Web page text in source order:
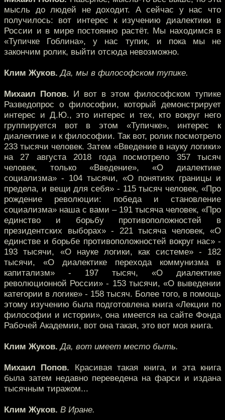
мысль до людей не доходит. А сейчас у нас что
получилось: вот интерес к изучению диалектики в
России и в мире постоянно растёт. Мы находимся в
«Тупичке Гоблина», у нас тупик, и пока мы не
закончим ролик, выйти отсюда невозможно.
Клим Жуков. Да, мы в философском тупике.
Михаил Попов. И вот в этом философском тупике
Разведопрос о философии, который демонстрирует
интерес и Д.Ю., это интерес и тех, кто вокруг него
группируется вот в этом «Тупичке», интерес к
диалектике и к философии. Так вот, ролик посмотрело
233 тысячи человек. Затем «Введение в науку логики»
на 27 августа 2018 года посмотрело 357 тысяч
человек, только «Введение», «О диалектике
социализма» - 104 тысячи, «О понятиях границы и
предела, и вещи для себя» - 115 тысяч человек, «Про
рождение революции: победа и становление
социализма» наша с вами – 191 тысяча человек, «Про
единство и борьбу противоположностей в
президентских выборах» - 221 тысяча человек, «О
единстве и борьбе противоположностей вокруг нас» -
193 тысячи, «О науке логики, как системе» - 182
тысячи, «О диалектике перехода коммунизма в
капитализм» - 197 тысяч, «О диалектике
революционной России» - 153 тысячи, «О выведении
категории в логике» - 158 тысяч. Более того, в помощь
этому изучению была подготовлена книга «Лекции по
философии и истории», она имеется на сайте Фонда
Рабочей Академии, вот она такая, это вот моя книга.
Клим Жуков. Да, вот имеет место быть.
Михаил Попов. Красивая такая книга, и эта книга
была затем недавно переведена на фарси и издана
тысячным тиражом...
Клим Жуков. В Иране.